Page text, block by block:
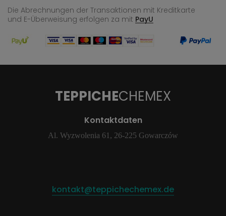
Die Abrechnungen der Transaktionen mit Kreditkarte
und E-Überweisung erfolgen za mit PayU
TEPPICHECHEMEX
Kontaktdaten
Al. Wyzwolenia 61, 26-225 Gowarczów
kontakt@teppichechemex.de